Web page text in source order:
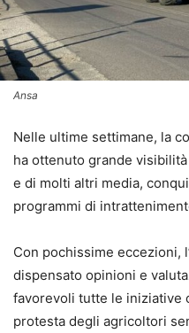
Ansa
Nelle ultime settimane, la
ha ottenuto grande
e di molti altri media,
programmi di
Con pochissime eccezioni,
dispensato opinioni e
favorevoli tutte le iniziative
protesta degli agricoltori